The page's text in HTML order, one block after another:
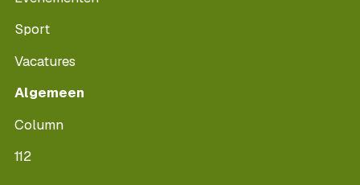
Sport
Vacatures
Algemeen
Column
112